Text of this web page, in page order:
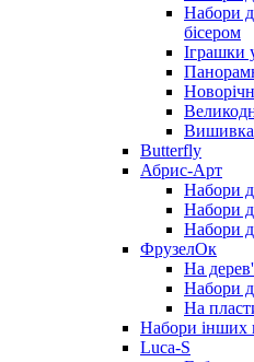
Набори
бісером
Іграшки
Butterfly
Абрис-Арт
Набори
Набори
Набори
ФрузелОк
На
Набори
На
Набори інших
Luca-S